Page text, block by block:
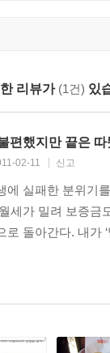
가족의 좌충우
리 주변에 흔하
틋하지만 질척거
리뷰가 (1건) 있
편했지만 끝은
02-11 신고
실패한 분위기
세가 밀려 보증
로 돌아간다. 내가